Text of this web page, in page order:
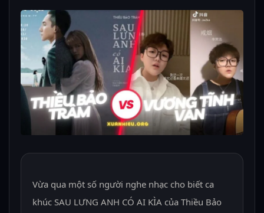
Vừa qua một số người nghe nhạc cho biết ca
khúc SAU LƯNG ANH CÓ AI KÌA của Thiều Bảo